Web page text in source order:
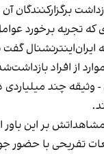
برگزارکنندگان
که تجربه برخورد
ایران‌اینترنشنال
از افراد
چند میلیاردی
مشاهداتش بر این
تفریحی با حضور